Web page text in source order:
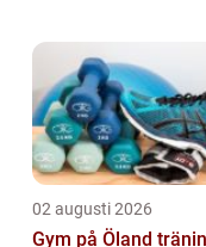
dörrautomatik
02 augusti 2026
Gym på Öland träning för